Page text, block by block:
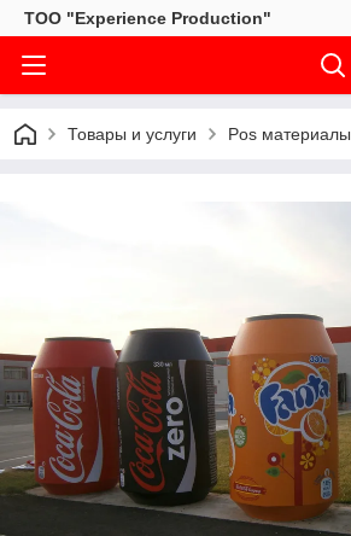
ТОО "Experience Production"
Товары и услуги Pos материалы